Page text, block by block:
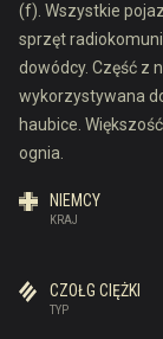
(f). Wszystkie
sprzęt
dowódcy. Część z
wykorzystywana
haubice.
ognia.
KRAJ
NIEMCY
TYP
CZOŁG CIĘŻKI